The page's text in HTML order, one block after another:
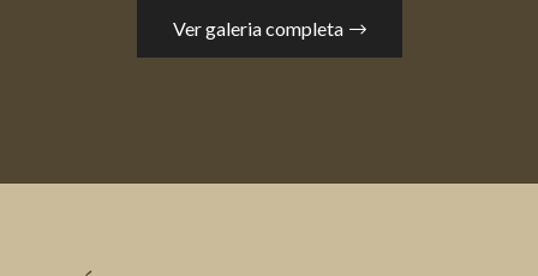
Ver galeria completa